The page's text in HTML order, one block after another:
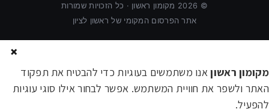
©
2026 מקומון ראשון · כל הזכויות שמורות
אתר הפרסום המקומי של ראשון לציון
×
מקומון ראשוןאנו משתמשים בעוגיות כדי להבטיח את תפקוד
האתר ולשפר את חוויית המשתמש. אפשר לבחור אילו סוגי עוגיות
להפעיל.